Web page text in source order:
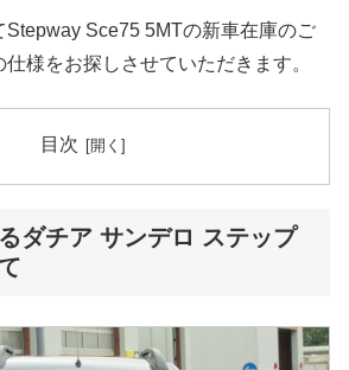
Stepway Sce75 5MTの新車在庫のご
様をお探しさせていただきます。
目次
ダチア サンデロ ステップ